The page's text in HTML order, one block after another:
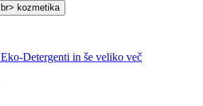
Eko-Detergenti in še veliko več